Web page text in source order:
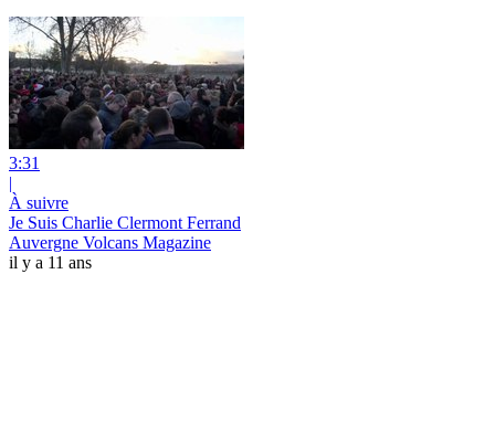
3:31
|
À suivre
Je Suis Charlie Clermont Ferrand
Auvergne Volcans Magazine
il y a 11 ans